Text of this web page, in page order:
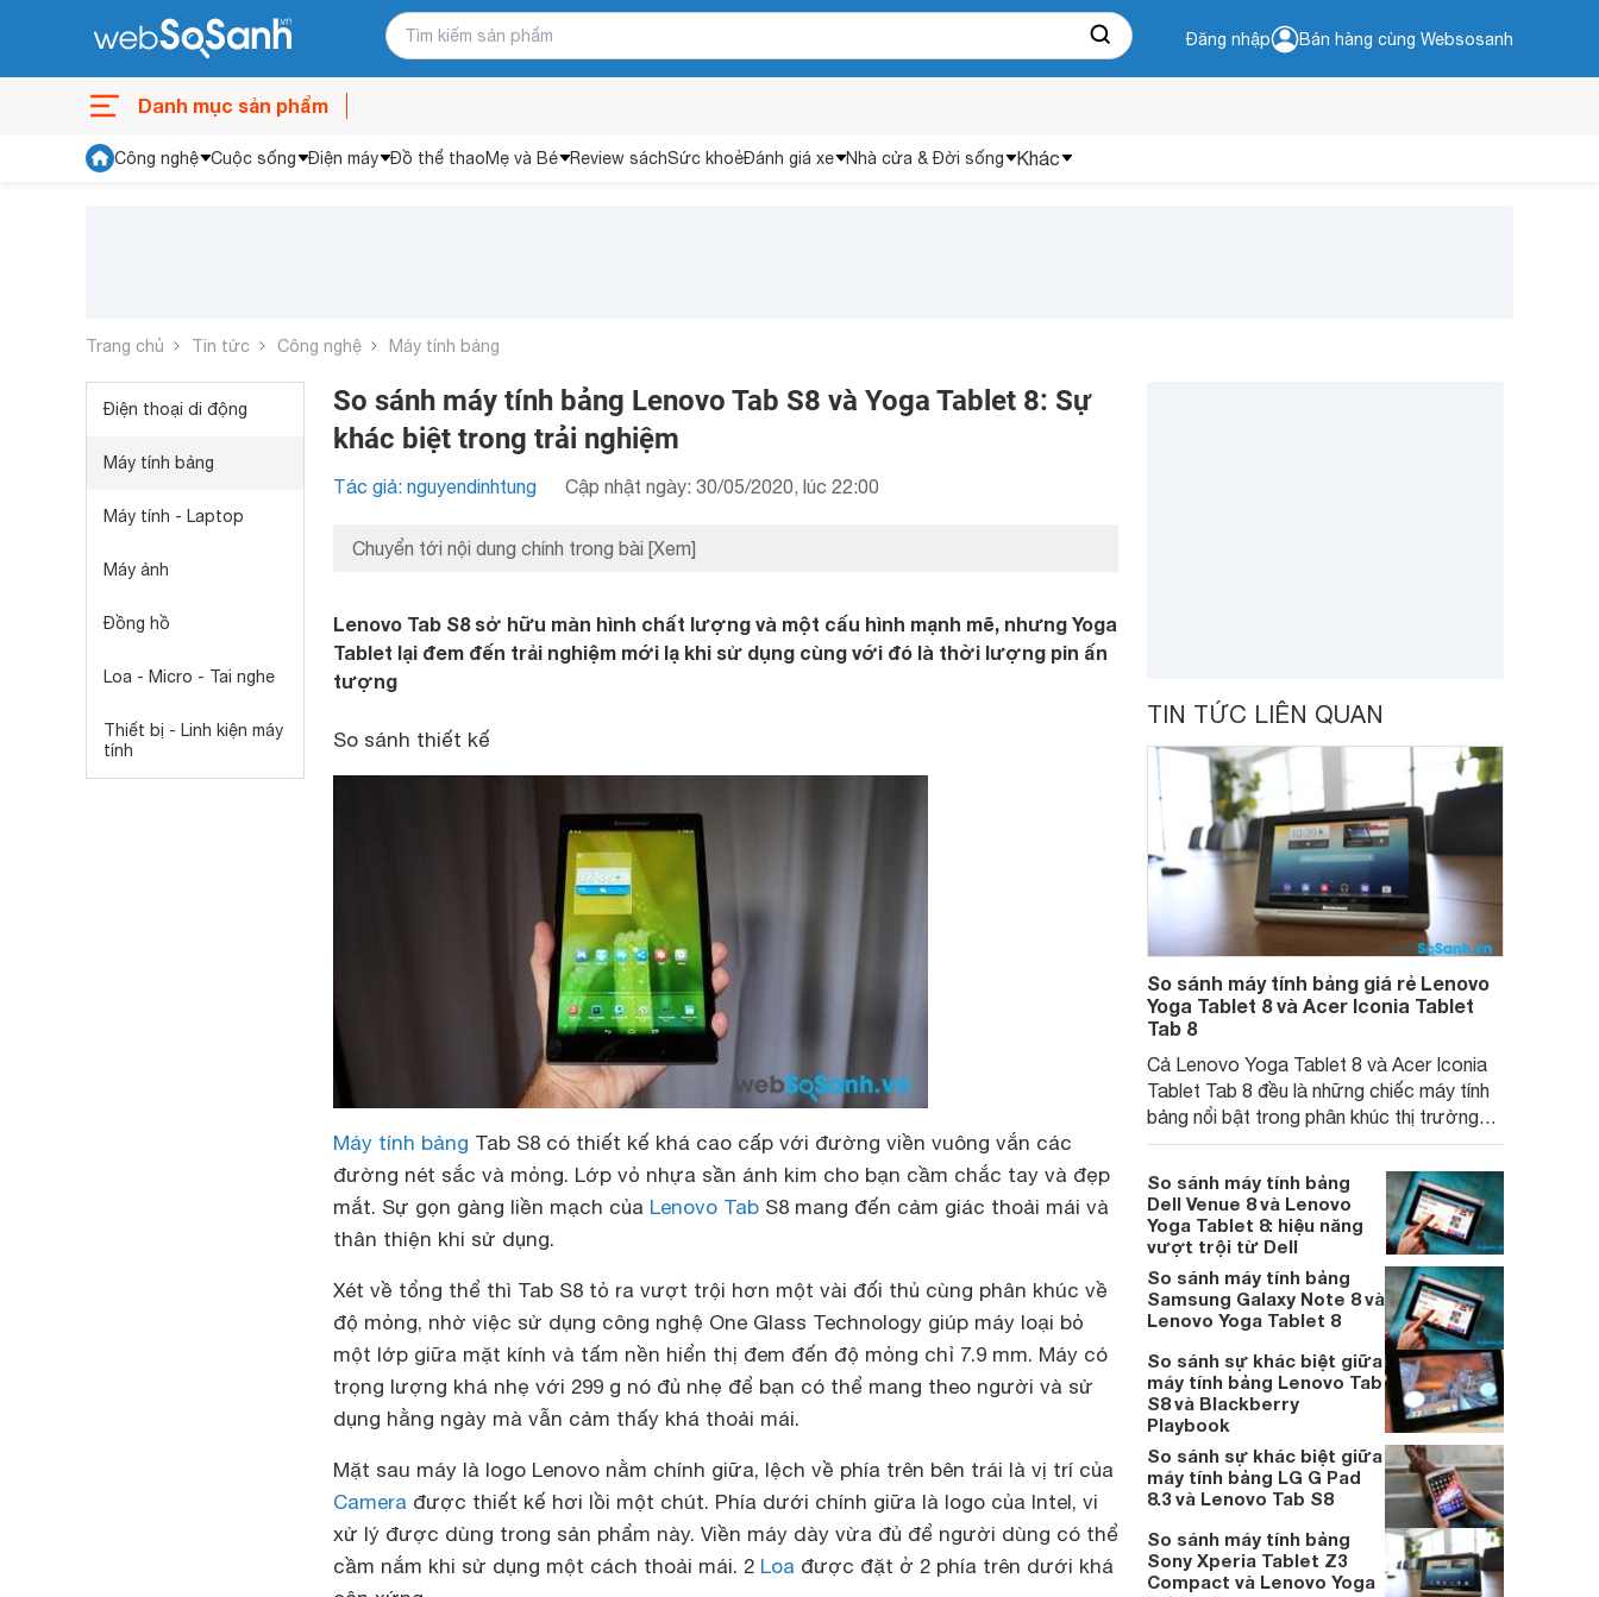
Đăng nhập Bán hàng cùng Websosanh
Danh mục sản phẩm
Công nghệ Cuộc sống Điện máy Đồ thể thaoMẹ và Bé Review sáchSức khoẻĐánh giá xe Nhà cửa & Đời sống Khác
Trang chủ Tin tức Công nghệ Máy tính bảng
Điện thoại di động
Máy tính bảng
Máy tính - Laptop
Máy ảnh
Đồng hồ
Loa - Micro - Tai nghe
Thiết bị - Linh kiện máy
tính
So sánh máy tính bảng Lenovo Tab S8 và Yoga Tablet 8: Sự
khác biệt trong trải nghiệm
Tác giả: nguyendinhtung Cập nhật ngày: 30/05/2020, lúc 22:00
Chuyển tới nội dung chính trong bài [Xem]
Lenovo Tab S8 sở hữu màn hình chất lượng và một cấu hình mạnh mẽ, nhưng Yoga
Tablet lại đem đến trải nghiệm mới lạ khi sử dụng cùng với đó là thời lượng pin ấn
tượng
So sánh thiết kế
Máy tính bảng Tab S8 có thiết kế khá cao cấp với đường viền vuông vắn các
đường nét sắc và mỏng. Lớp vỏ nhựa sần ánh kim cho bạn cầm chắc tay và đẹp
mắt. Sự gọn gàng liền mạch của Lenovo Tab S8 mang đến cảm giác thoải mái và
thân thiện khi sử dụng.
Xét về tổng thể thì Tab S8 tỏ ra vượt trội hơn một vài đối thủ cùng phân khúc về
độ mỏng, nhờ việc sử dụng công nghệ One Glass Technology giúp máy loại bỏ
một lớp giữa mặt kính và tấm nền hiển thị đem đến độ mỏng chỉ 7.9 mm. Máy có
trọng lượng khá nhẹ với 299 g nó đủ nhẹ để bạn có thể mang theo người và sử
dụng hằng ngày mà vẫn cảm thấy khá thoải mái.
Mặt sau máy là logo Lenovo nằm chính giữa, lệch về phía trên bên trái là vị trí của
Camera được thiết kế hơi lồi một chút. Phía dưới chính giữa là logo của Intel, vi
xử lý được dùng trong sản phẩm này. Viền máy dày vừa đủ để người dùng có thể
cầm nắm khi sử dụng một cách thoải mái. 2 Loa được đặt ở 2 phía trên dưới khá
TIN TỨC LIÊN QUAN
So sánh máy tính bảng giá rẻ Lenovo
Yoga Tablet 8 và Acer Iconia Tablet
Tab 8
Cả Lenovo Yoga Tablet 8 và Acer Iconia
Tablet Tab 8 đều là những chiếc máy tính
bảng nổi bật trong phân khúc thị trường
giả rẻ nhưng mỗi sản phẩm lại có những
So sánh máy tính bảng
Dell Venue 8 và Lenovo
Yoga Tablet 8: hiệu năng
vượt trội từ Dell
So sánh máy tính bảng
Samsung Galaxy Note 8 và
Lenovo Yoga Tablet 8
So sánh sự khác biệt giữa
máy tính bảng Lenovo Tab
S8 và Blackberry
Playbook
So sánh sự khác biệt giữa
máy tính bảng LG G Pad
8.3 và Lenovo Tab S8
So sánh máy tính bảng
Sony Xperia Tablet Z3
Compact và Lenovo Yoga